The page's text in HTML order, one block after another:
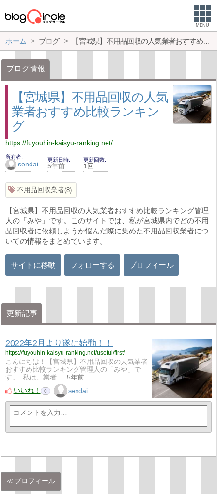
MENU
ホーム ブログ 【宮城県】不用品回収の人気業者おすすめ比較ランキング
ブログ情報
【宮城県】不用品回収の人気
業者おすすめ比較ランキン
グ
https://fuyouhin-kaisyu-ranking.net/
所有者
sendai
更新日時
5年前
更新回数
1回
不用品回収業者 8
【宮城県】不用品回収の人気業者おすすめ比較ランキング管理
人の「みや」です。このサイトでは、私が宮城県内でどの不用
品回収者に依頼しようか悩んだ際に集めた不用品回収業者につ
いての情報をまとめています。
サイトに移動 フォローする プロフィール
更新記事
2022年2月より遂に始動！！
https://fuyouhin-kaisyu-ranking.net/useful/first/
こんにちは！【宮城県】不用品回収の人気業者
おすすめ比較ランキング管理人の「みや」で
す。 私は、業者…
5年前
いいね！
0 sendai
プロフィール